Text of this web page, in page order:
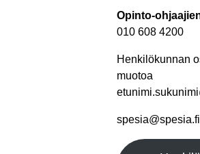
Opinto-
010 608 4200
Henkilökunnan
muotoa
spesia@spesia.fi